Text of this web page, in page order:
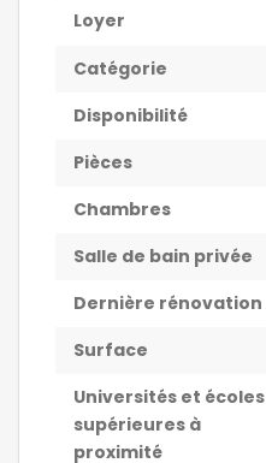
Loyer
Catégorie
Disponibilité
Pièces
Chambres
Salle de bain privée
Dernière rénovation
Surface
Universités et écoles
supérieures à
proximité